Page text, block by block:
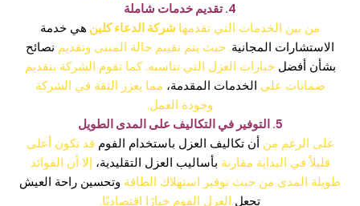
4. تقديم خدمات شاملة
من بين الخدمات التي تقدمها شركة الدعاء كلين هي خدمة
الاستشارات المجانية. حيث يتم تقييم حالة المبنى وتقديم نصائح
بشأن أفضل خيارات العزل التي تناسبه. كما تقوم الشركة بتقديم
ضمانات على الخدمات المقدمة، مما يعزز الثقة في الشركة
وجودة العمل.
5. التوفير في التكاليف على المدى الطويل
على الرغم من أن تكاليف العزل باستخدام الفوم قد تكون أعلى
قليلاً في البداية مقارنة بأساليب العزل التقليدية، إلا أن الفوائد
طويلة المدى من حيث توفير استهلاك الطاقة وتحسين راحة العيش
تجعل العزل الفوم خيارًا اقتصاديًا.